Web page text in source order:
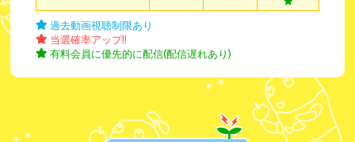
過去動画視聴制限あり
当選確率アップ!!
有料会員に優先的に配信(配信遅れあり)